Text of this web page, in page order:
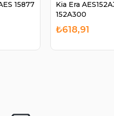
15877
Kia Era
152A300
₺618,91